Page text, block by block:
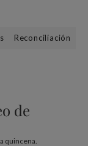
Reconciliación
de
quincena.